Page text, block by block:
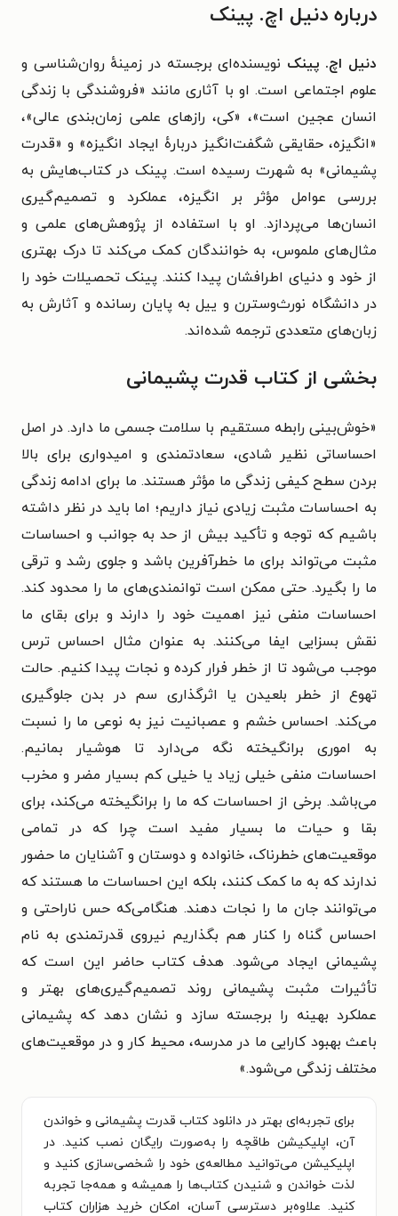
درباره دنیل اچ. پینک
دنیل اچ. پینک نویسنده‌ای برجسته در زمینهٔ روان‌شناسی و
علوم اجتماعی است. او با آثاری مانند «فروشندگی با زندگی
انسان عجین است»، «کی، رازهای علمی زمان‌بندی عالی»،
«انگیزه، حقایقی شگفت‌انگیز درباره‌ٔ ایجاد انگیزه» و «قدرت
پشیمانی» به شهرت رسیده است. پینک در کتاب‌هایش به
بررسی عوامل مؤثر بر انگیزه، عملکرد و تصمیم‌گیری
انسان‌ها می‌پردازد. او با استفاده از پژوهش‌های علمی و
مثال‌های ملموس، به خوانندگان کمک می‌کند تا درک بهتری
از خود و دنیای اطرافشان پیدا کنند. پینک تحصیلات خود را
در دانشگاه نورث‌وسترن و ییل به پایان رسانده و آثارش به
زبان‌های متعددی ترجمه شده‌اند.
بخشی از کتاب قدرت پشیمانی
«خوش‌بینی رابطه مستقیم با سلامت جسمی ما دارد. در اصل
احساساتی نظیر شادی، سعادتمندی و امیدواری برای بالا
بردن سطح کیفی زندگی ما مؤثر هستند. ما برای ادامه زندگی
به احساسات مثبت زیادی نیاز داریم؛ اما باید در نظر داشته
باشیم که توجه و تأکید بیش از حد به جوانب و احساسات
مثبت می‌تواند برای ما خطرآفرین باشد و جلوی رشد و ترقی
ما را بگیرد. حتی ممکن است توانمندی‌های ما را محدود کند.
احساسات منفی نیز اهمیت خود را دارند و برای بقای ما
نقش بسزایی ایفا می‌کنند. به عنوان مثال احساس ترس
موجب می‌شود تا از خطر فرار کرده و نجات پیدا کنیم. حالت
تهوع از خطر بلعیدن یا اثرگذاری سم در بدن جلوگیری
می‌کند. احساس خشم و عصبانیت نیز به نوعی ما را نسبت
به اموری برانگیخته نگه می‌دارد تا هوشیار بمانیم.
احساسات منفی خیلی زیاد یا خیلی کم بسیار مضر و مخرب
می‌باشد. برخی از احساسات که ما را برانگیخته می‌کند، برای
بقا و حیات ما بسیار مفید است چرا که در تمامی
موقعیت‌های خطرناک، خانواده و دوستان و آشنایان ما حضور
ندارند که به ما کمک کنند، بلکه این احساسات ما هستند که
می‌توانند جان ما را نجات دهند. هنگامی‌که حس ناراحتی و
احساس گناه را کنار هم بگذاریم نیروی قدرتمندی به نام
پشیمانی ایجاد می‌شود. هدف کتاب حاضر این است که
تأثیرات مثبت پشیمانی روند تصمیم‌گیری‌های بهتر و
عملکرد بهینه را برجسته سازد و نشان دهد که پشیمانی
باعث بهبود کارایی ما در مدرسه، محیط کار و در موقعیت‌های
مختلف زندگی می‌شود.»
برای تجربه‌ای بهتر در دانلود کتاب قدرت پشیمانی و خواندن
آن، اپلیکیشن طاقچه را به‌صورت رایگان نصب کنید. در
اپلیکیشن می‌توانید مطالعه‌ی خود را شخصی‌سازی کنید و
لذت خواندن و شنیدن کتاب‌ها را همیشه و همه‌جا تجربه
کنید. علاوه‌بر دسترسی آسان، امکان خرید هزاران کتاب